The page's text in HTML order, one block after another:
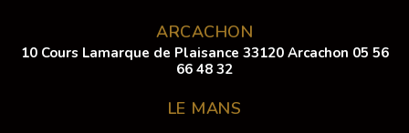
ARCACHON
10 Cours Lamarque de Plaisance 33120 Arcachon 05 56
66 48 32
LE MANS